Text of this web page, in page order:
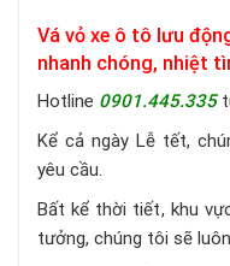
Vá vỏ xe ô tô lưu
nhanh chóng, nhiệt
Hotline 0901.445.335
Kể cả ngày Lễ tết,
yêu cầu.
Bất kể thời tiết, khu
tưởng, chúng tôi sẽ